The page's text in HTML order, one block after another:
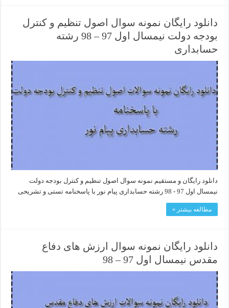
دانلود رایگان نمونه سوال اصول تنظیم و کنترل
بودجه دولت نیمسال اول 97 – 98 رشته
حسابداری
دانلود رایگان و مستقیم نمونه سوال اصول تنظیم و کنترل بودجه دولت
نیمسال اول 97 - 98 رشته حسابداری پیام نور با پاسخنامه تستی و تشریحی
مطالعه بیشتر »
دانلود رایگان نمونه سوال ارزش های دفاع
مقدس نیمسال اول 97 – 98